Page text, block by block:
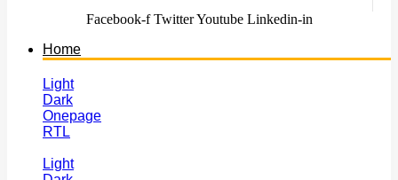
Dark
Onepage
RTL
Light
Dark
Onepage
RTL